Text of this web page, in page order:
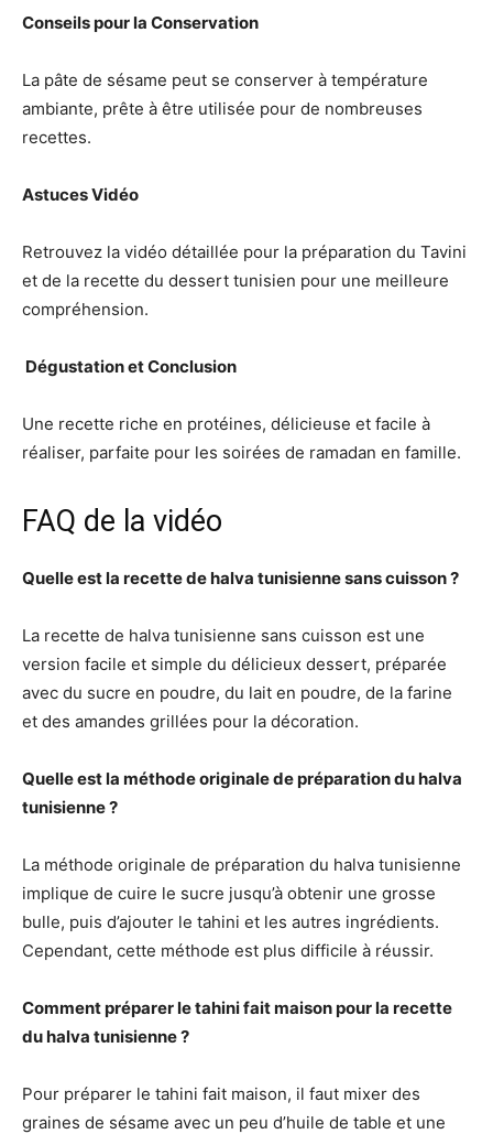
Conseils pour la Conservation
La pâte de sésame peut se conserver à température
ambiante, prête à être utilisée pour de nombreuses
recettes.
Astuces Vidéo
Retrouvez la vidéo détaillée pour la préparation du Tavini
et de la recette du dessert tunisien pour une meilleure
compréhension.
️ Dégustation et Conclusion
Une recette riche en protéines, délicieuse et facile à
réaliser, parfaite pour les soirées de ramadan en famille.
FAQ de la vidéo
Quelle est la recette de halva tunisienne sans cuisson ?
La recette de halva tunisienne sans cuisson est une
version facile et simple du délicieux dessert, préparée
avec du sucre en poudre, du lait en poudre, de la farine
et des amandes grillées pour la décoration.
Quelle est la méthode originale de préparation du halva
tunisienne ?
La méthode originale de préparation du halva tunisienne
implique de cuire le sucre jusqu’à obtenir une grosse
bulle, puis d’ajouter le tahini et les autres ingrédients.
Cependant, cette méthode est plus difficile à réussir.
Comment préparer le tahini fait maison pour la recette
du halva tunisienne ?
Pour préparer le tahini fait maison, il faut mixer des
graines de sésame avec un peu d’huile de table et une